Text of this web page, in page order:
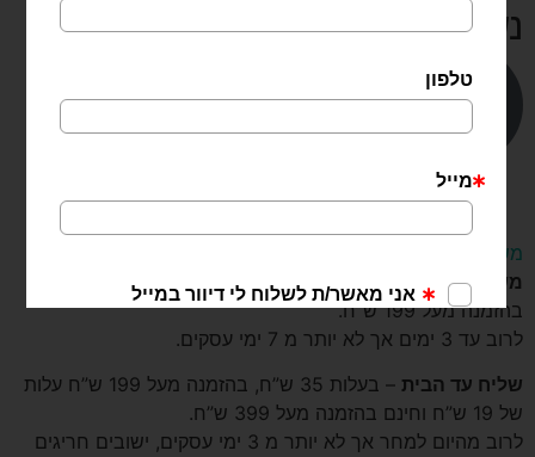
נשמח לעזור:
משלוחים
משלוח לנקודת איסוף
– בעלות של 19 ש”ח. משלוח חינם
בהזמנה מעל 199 ש”ח.
לרוב עד 3 ימים אך לא יותר מ 7 ימי עסקים.
שליח עד הבית
– בעלות 35 ש”ח, בהזמנה מעל 199 ש”ח עלות
של 19 ש”ח וחינם בהזמנה מעל 399 ש”ח.
לרוב מהיום למחר אך לא יותר מ 3 ימי עסקים, ישובים חריגים